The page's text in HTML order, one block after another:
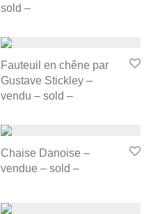
sold –
Fauteuil en chêne par
Gustave Stickley –
vendu – sold –
Chaise Danoise –
vendue – sold –